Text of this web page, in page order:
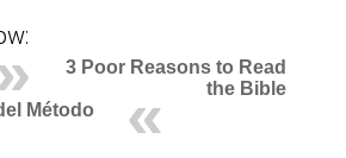
3 Poor Reasons to Read
the Bible
Método